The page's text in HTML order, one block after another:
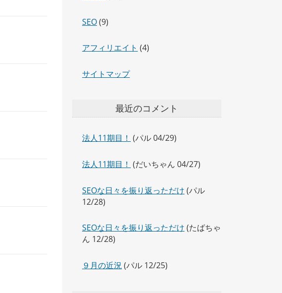
SEO(9)
アフィリエイト (4)
サイトマップ
最近のコメント
法人11期目！ (パル 04/29)
法人11期目！ (だいちゃん 04/27)
SEOな日々を振り返っただけ (パル
12/28)
SEOな日々を振り返っただけ (たばちゃ
ん 12/28)
９月の近況 (パル 12/25)